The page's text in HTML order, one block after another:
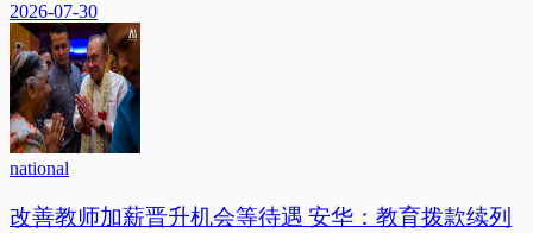
2026-07-30
national
改善教师加薪晋升机会等待遇 安华：教育拨款续列